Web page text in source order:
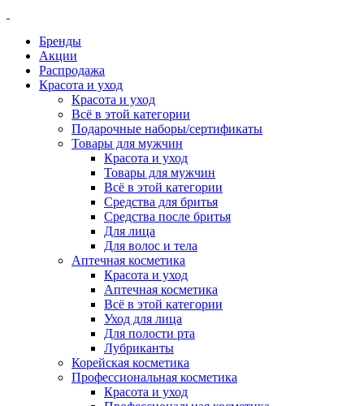
Бренды
Акции
Распродажа
Красота и уход
Красота и уход
Всё в этой категории
Подарочные наборы/сертификаты
Товары для мужчин
Красота и уход
Товары для мужчин
Всё в этой категории
Средства для бритья
Средства после бритья
Для лица
Для волос и тела
Аптечная косметика
Красота и уход
Аптечная косметика
Всё в этой категории
Уход для лица
Для полости рта
Лубриканты
Корейская косметика
Профессиональная косметика
Красота и уход